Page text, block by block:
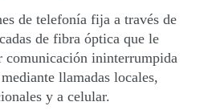
de telefonía fija a través de
de fibra óptica que le
comunicación ininterrumpida
llamadas locales,
y a celular.